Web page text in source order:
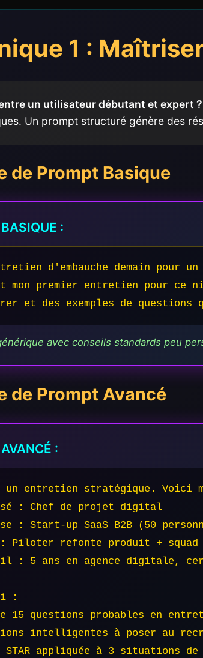
1 :
un utilisateur débutant et expert ?
Un prompt structuré génère des
de Prompt Basique
:
d'embauche demain pour
mon premier entretien pour ce
et des exemples de questions
avec conseils standards peu
de Prompt Avancé
:
un entretien stratégique. Voici
: Chef de projet digital
: Start-up SaaS B2B (50
Piloter refonte produit + squad
: 5 ans en agence digitale,
:
15 questions probables en
intelligentes à poser au
STAR appliquée à 3 situations de